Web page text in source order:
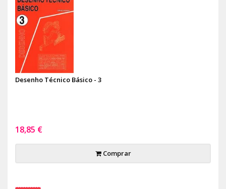
Desenho Técnico Básico - 3
18,85 €
Comprar